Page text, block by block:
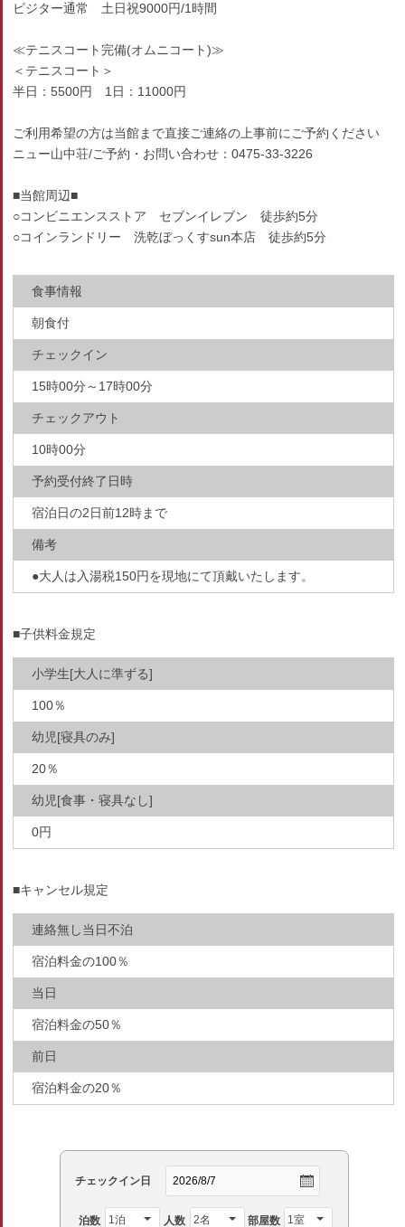
ビジター通常 土日祝9000円/1時間
≪テニスコート完備(オムニコート)≫
＜テニスコート＞
半日：5500円 1日：11000円
ご利用希望の方は当館まで直接ご連絡の上事前にご予約ください
ニュー山中荘/ご予約・お問い合わせ：0475-33-3226
■当館周辺■
○コンビニエンスストア セブンイレブン 徒歩約5分
○コインランドリー 洗乾ぼっくすsun本店 徒歩約5分
食事情報
朝食付
チェックイン
15時00分～17時00分
チェックアウト
10時00分
予約受付終了日時
宿泊日の2日前12時まで
備考
●大人は入湯税150円を現地にて頂戴いたします。
■子供料金規定
小学生[大人に準ずる]
100％
幼児[寝具のみ]
20％
幼児[食事・寝具なし]
0円
■キャンセル規定
連絡無し当日不泊
宿泊料金の100％
当日
宿泊料金の50％
前日
宿泊料金の20％
チェックイン日
泊数 人数 部屋数